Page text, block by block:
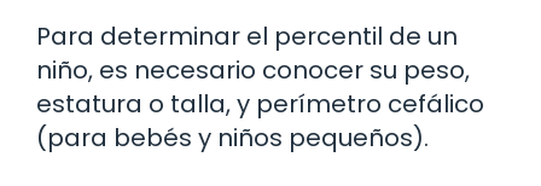
Para determinar el percentil de un
niño, es necesario conocer su peso,
estatura o talla, y perímetro cefálico
(para bebés y niños pequeños).